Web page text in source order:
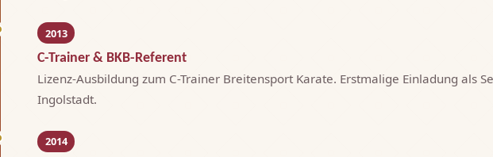
2013
C-Trainer & BKB-Referent
Lizenz-Ausbildung zum C-Trainer Breitensport Karate. Erstmalige Einladung als
Ingolstadt.
2014